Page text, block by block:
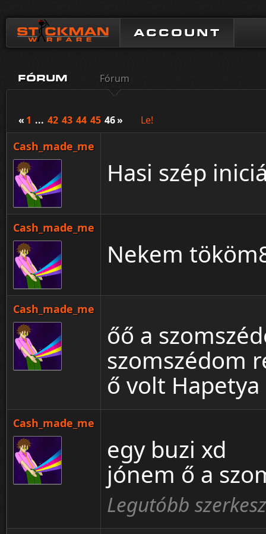
ACCOUNT
FÓRUM Fórum
« 1 ... 42 43 44 45 46» Le!
Cash_made_me
Hasi szép
Cash_made_me
Nekem
Cash_made_me
őő a
szomszédom
ő volt Hapetya
Cash_made_me
egy buzi xd
jónem ő a
Legutóbb